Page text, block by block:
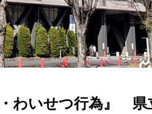
わいせつ行為』